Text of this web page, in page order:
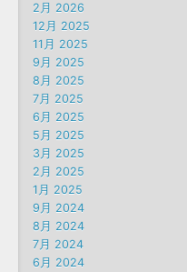
2月 2026
12月 2025
11月 2025
9月 2025
8月 2025
7月 2025
6月 2025
5月 2025
3月 2025
2月 2025
1月 2025
9月 2024
8月 2024
7月 2024
6月 2024